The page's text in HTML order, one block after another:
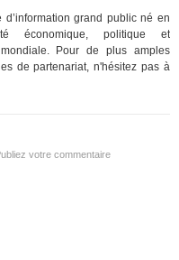
grand public né en
économique, politique et
Pour de plus amples
de partenariat, n'hésitez pas à
votre commentaire